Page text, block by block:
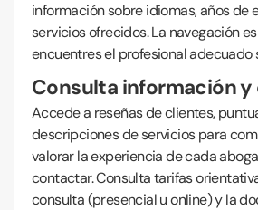
información sobre idiomas, años de
servicios ofrecidos. La navegación
encuentres el profesional adecuado
Consulta información
Accede a reseñas de clientes,
descripciones de servicios para
valorar la experiencia de cada
contactar. Consulta tarifas
consulta (presencial u online) y la